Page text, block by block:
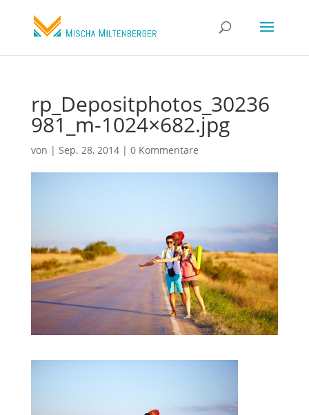
rp_Depositphotos_30236
981_m-1024×682.jpg
von | Sep. 28, 2014| 0 Kommentare